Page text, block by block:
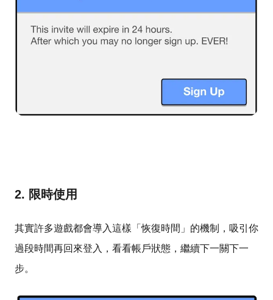
2. 限時使用
其實許多遊戲都會導入這樣「恢復時間」的機制，吸引你
過段時間再回來登入，看看帳戶狀態，繼續下一關下一
步。